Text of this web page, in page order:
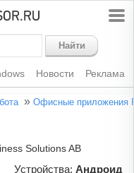
Найти
Новости Реклама
» Офисные приложения
Solutions AB
Устройства: Андроид